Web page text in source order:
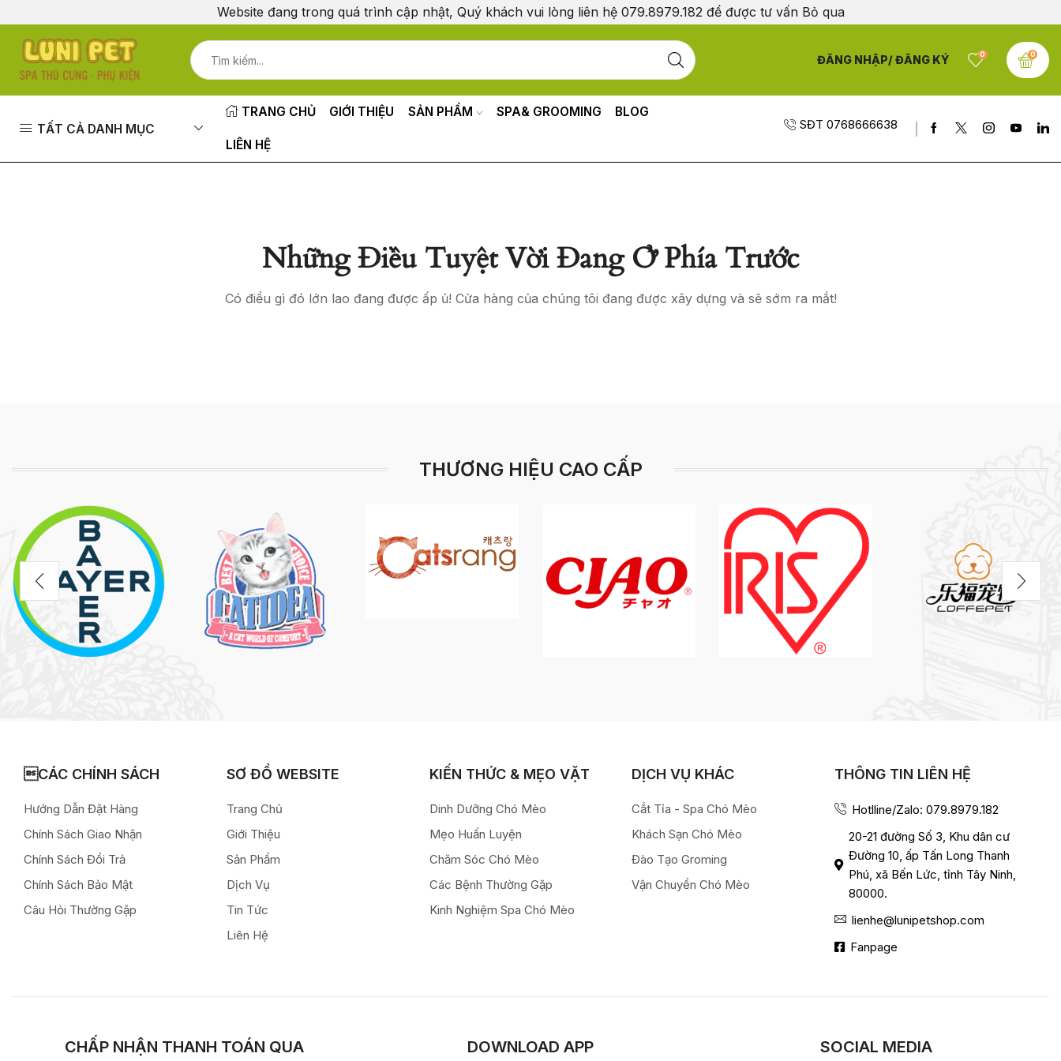
Website đang trong quá trình cập nhật, Quý khách vui lòng liên hệ 079.8979.182 để được tư vấn Bỏ qua
ĐĂNG NHẬP/ ĐĂNG KÝ 0 0
TẤT CẢ DANH MỤC
TRANG CHỦ GIỚI THIỆU SẢN PHẨM SPA& GROOMING BLOG
LIÊN HỆ
SĐT 0768666638
Những Điều Tuyệt Vời Đang Ở Phía Trước
Có điều gì đó lớn lao đang được ấp ủ! Cửa hàng của chúng tôi đang được xây dựng và sẽ sớm ra mắt!
THƯƠNG HIỆU CAO CẤP
CÁC CHÍNH SÁCH
Hướng Dẫn Đặt Hàng
Chính Sách Giao Nhận
Chính Sách Đổi Trả
Chính Sách Bảo Mật
Câu Hỏi Thường Gặp
SƠ ĐỒ WEBSITE
Trang Chủ
Giới Thiệu
Sản Phẩm
Dịch Vụ
Tin Tức
Liên Hệ
KIẾN THỨC & MẸO VẶT
Dinh Dưỡng Chó Mèo
Mẹo Huấn Luyện
Chăm Sóc Chó Mèo
Các Bệnh Thường Gặp
Kinh Nghiệm Spa Chó Mèo
DỊCH VỤ KHÁC
Cắt Tỉa - Spa Chó Mèo
Khách Sạn Chó Mèo
Đào Tạo Groming
Vận Chuyển Chó Mèo
THÔNG TIN LIÊN HỆ
Hotlline/Zalo: 079.8979.182
20-21 đường Số 3, Khu dân cư
Đường 10, ấp Tấn Long Thanh
Phú, xã Bến Lức, tỉnh Tây Ninh,
80000.
lienhe@lunipetshop.com
Fanpage
CHẤP NHẬN THANH TOÁN QUA DOWNLOAD APP SOCIAL MEDIA